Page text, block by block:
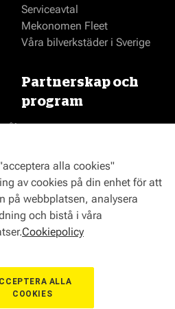
Serviceavtal
Mekonomen Fleet
Våra bilverkstäder i Sverige
Partnerskap och
program
Prisgaranti
Vägassistans
ProMeister
Onlinemagasin
0771-72 00 00
alla cookies"
av cookies på din enhet för att
på webbplatsen, analysera
och bistå i våra
Cookiepolicy
ALLA
COOKIES